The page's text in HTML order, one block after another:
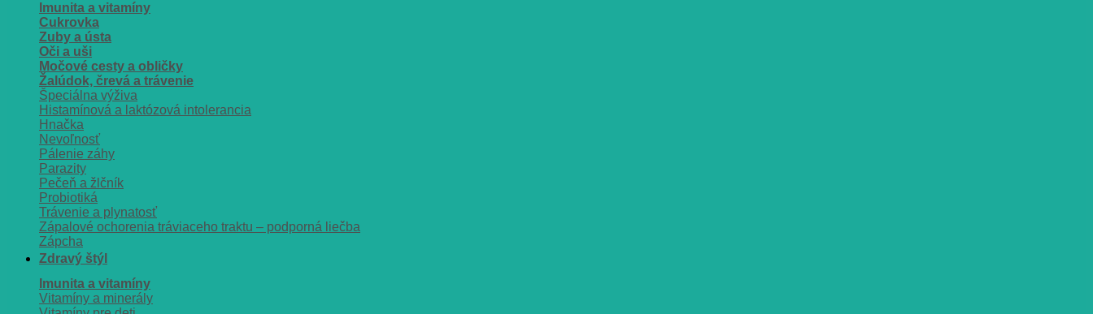
Imunita a vitamíny
Cukrovka
Zuby a ústa
Oči a uši
Močové cesty a obličky
Žalúdok, črevá a trávenie
Špeciálna výživa
Histamínová a laktózová intolerancia
Hnačka
Nevoľnosť
Pálenie záhy
Parazity
Pečeň a žlčník
Probiotiká
Trávenie a plynatosť
Zápalové ochorenia tráviaceho traktu – podporná liečba
Zápcha
Zdravý štýl
Imunita a vitamíny
Vitamíny a minerály